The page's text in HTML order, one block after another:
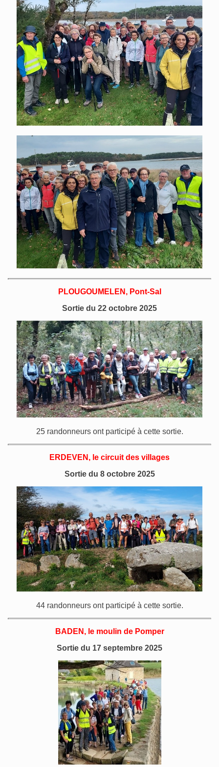
PLOUGOUMELEN, Pont-Sal
Sortie du 22 octobre 2025
25 randonneurs ont participé à cette sortie.
ERDEVEN, le circuit des villages
Sortie du 8 octobre 2025
44 randonneurs ont participé à cette sortie.
BADEN, le moulin de Pomper
Sortie du 17 septembre 2025